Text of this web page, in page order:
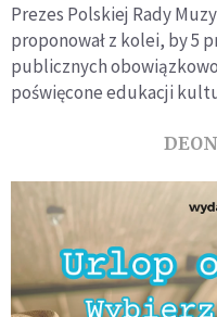
Prezes Polskiej Rady
proponował z kolei, by 5
publicznych
poświęcone edukacji